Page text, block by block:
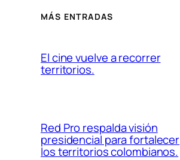
MÁS ENTRADAS
El cine vuelve a recorrer
territorios.
Red Pro respalda visión
presidencial para fortalecer
los territorios colombianos.